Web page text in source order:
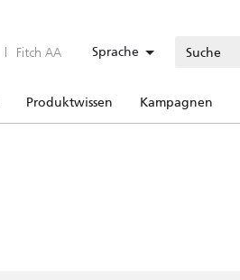
| Fitch AA Sprache
Produktwissen Kampagnen